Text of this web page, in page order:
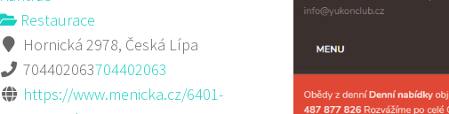
Restaurace
Hornická 2978, Česká Lípa
704402063704402063
https://www.menicka.cz/6401-